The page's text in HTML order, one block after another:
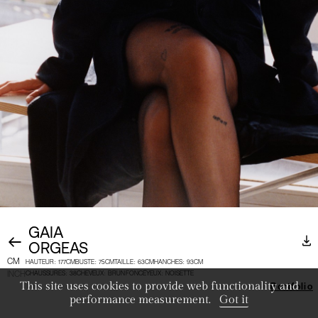
This site uses cookies to provide web functionality and
performance measurement. Got it
GAIA
ORGEAS
CM
HAUTEUR: 177CM BUSTE: 75CMTAILLE: 63CM HANCHES: 93CM
CHAUSSURES: 38CHEVEUX: BRUN FONCÉYEUX: NOISETTE
Portfolio